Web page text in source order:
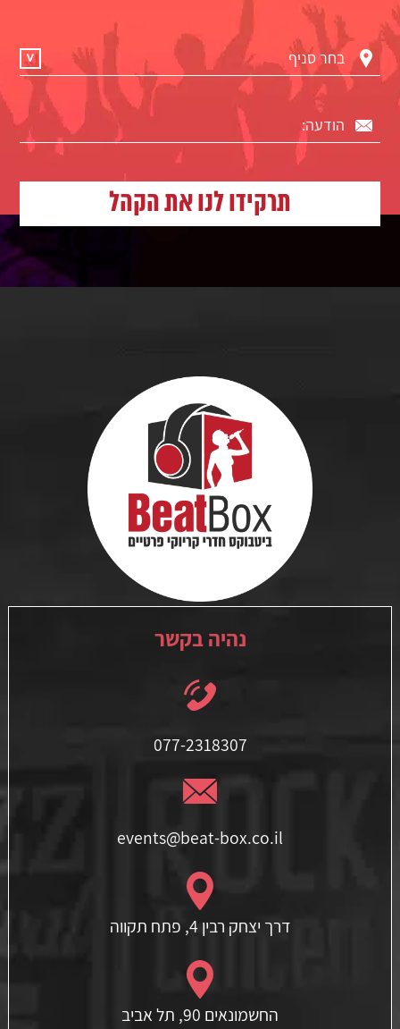
נהיה בקשר
077-2318307
events@beat-box.co.il
דרך יצחק רבין 4, פתח תקווה
החשמונאים 90, תל אביב